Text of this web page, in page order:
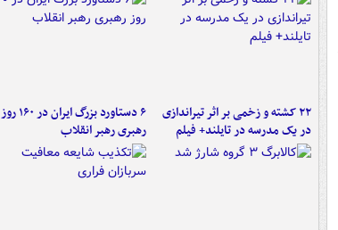
۲۲ کشته و زخمی بر اثر تیراندازی
در یک مدرسه در تایلند+ فیلم
۶ دستاورد بزرگ ایران در ۱۶۰ روز
رهبری رهبر انقلاب